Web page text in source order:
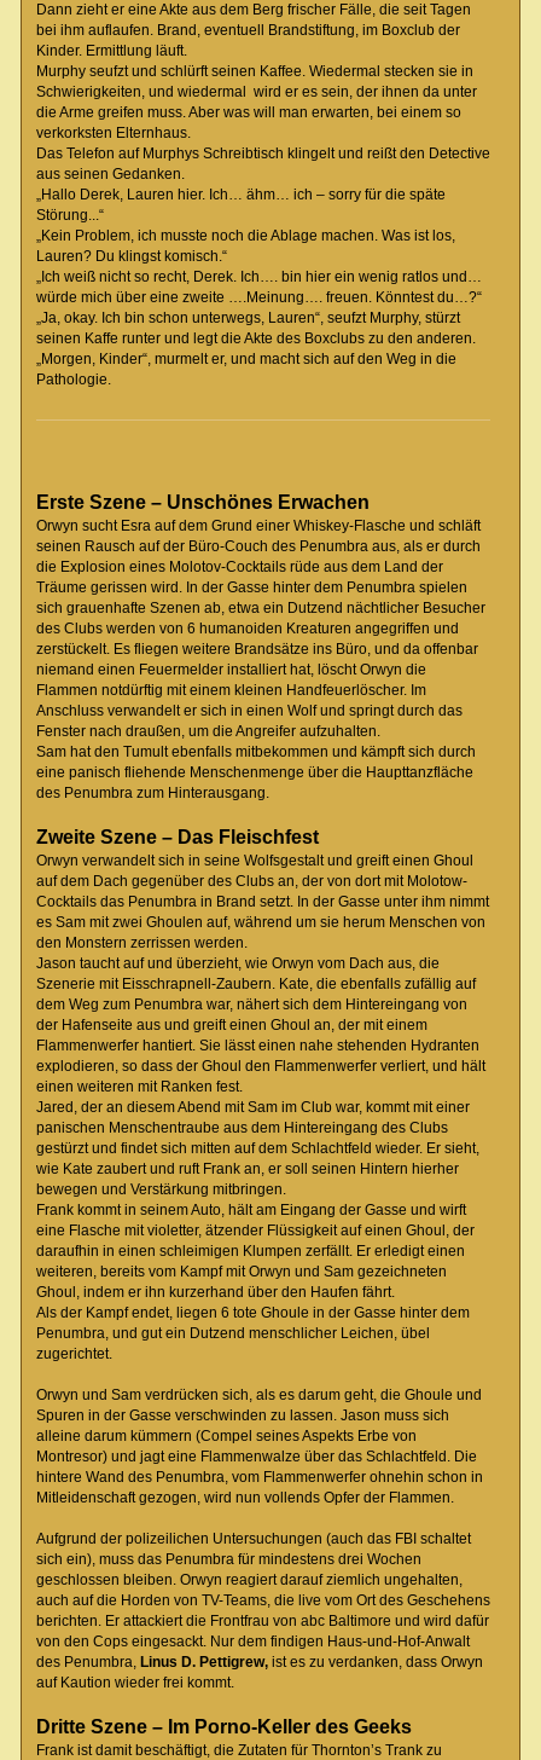
Dann zieht er eine Akte aus dem Berg frischer Fälle, die seit Tagen
bei ihm auflaufen. Brand, eventuell Brandstiftung, im Boxclub der
Kinder. Ermittlung läuft.
Murphy seufzt und schlürft seinen Kaffee. Wiedermal stecken sie in
Schwierigkeiten, und wiedermal wird er es sein, der ihnen da unter
die Arme greifen muss. Aber was will man erwarten, bei einem so
verkorksten Elternhaus.
Das Telefon auf Murphys Schreibtisch klingelt und reißt den Detective
aus seinen Gedanken.
„Hallo Derek, Lauren hier. Ich… ähm… ich – sorry für die späte
Störung...“
„Kein Problem, ich musste noch die Ablage machen. Was ist los,
Lauren? Du klingst komisch.“
„Ich weiß nicht so recht, Derek. Ich…. bin hier ein wenig ratlos und…
würde mich über eine zweite ….Meinung…. freuen. Könntest du…?“
„Ja, okay. Ich bin schon unterwegs, Lauren“, seufzt Murphy, stürzt
seinen Kaffe runter und legt die Akte des Boxclubs zu den anderen.
„Morgen, Kinder“, murmelt er, und macht sich auf den Weg in die
Pathologie.
Erste Szene – Unschönes Erwachen
Orwyn sucht Esra auf dem Grund einer Whiskey-Flasche und schläft
seinen Rausch auf der Büro-Couch des Penumbra aus, als er durch
die Explosion eines Molotov-Cocktails rüde aus dem Land der
Träume gerissen wird. In der Gasse hinter dem Penumbra spielen
sich grauenhafte Szenen ab, etwa ein Dutzend nächtlicher Besucher
des Clubs werden von 6 humanoiden Kreaturen angegriffen und
zerstückelt. Es fliegen weitere Brandsätze ins Büro, und da offenbar
niemand einen Feuermelder installiert hat, löscht Orwyn die
Flammen notdürftig mit einem kleinen Handfeuerlöscher. Im
Anschluss verwandelt er sich in einen Wolf und springt durch das
Fenster nach draußen, um die Angreifer aufzuhalten.
Sam hat den Tumult ebenfalls mitbekommen und kämpft sich durch
eine panisch fliehende Menschenmenge über die Haupttanzfläche
des Penumbra zum Hinterausgang.
Zweite Szene – Das Fleischfest
Orwyn verwandelt sich in seine Wolfsgestalt und greift einen Ghoul
auf dem Dach gegenüber des Clubs an, der von dort mit Molotow-
Cocktails das Penumbra in Brand setzt. In der Gasse unter ihm nimmt
es Sam mit zwei Ghoulen auf, während um sie herum Menschen von
den Monstern zerrissen werden.
Jason taucht auf und überzieht, wie Orwyn vom Dach aus, die
Szenerie mit Eisschrapnell-Zaubern. Kate, die ebenfalls zufällig auf
dem Weg zum Penumbra war, nähert sich dem Hintereingang von
der Hafenseite aus und greift einen Ghoul an, der mit einem
Flammenwerfer hantiert. Sie lässt einen nahe stehenden Hydranten
explodieren, so dass der Ghoul den Flammenwerfer verliert, und hält
einen weiteren mit Ranken fest.
Jared, der an diesem Abend mit Sam im Club war, kommt mit einer
panischen Menschentraube aus dem Hintereingang des Clubs
gestürzt und findet sich mitten auf dem Schlachtfeld wieder. Er sieht,
wie Kate zaubert und ruft Frank an, er soll seinen Hintern hierher
bewegen und Verstärkung mitbringen.
Frank kommt in seinem Auto, hält am Eingang der Gasse und wirft
eine Flasche mit violetter, ätzender Flüssigkeit auf einen Ghoul, der
daraufhin in einen schleimigen Klumpen zerfällt. Er erledigt einen
weiteren, bereits vom Kampf mit Orwyn und Sam gezeichneten
Ghoul, indem er ihn kurzerhand über den Haufen fährt.
Als der Kampf endet, liegen 6 tote Ghoule in der Gasse hinter dem
Penumbra, und gut ein Dutzend menschlicher Leichen, übel
zugerichtet.
Orwyn und Sam verdrücken sich, als es darum geht, die Ghoule und
Spuren in der Gasse verschwinden zu lassen. Jason muss sich
alleine darum kümmern (Compel seines Aspekts Erbe von
Montresor) und jagt eine Flammenwalze über das Schlachtfeld. Die
hintere Wand des Penumbra, vom Flammenwerfer ohnehin schon in
Mitleidenschaft gezogen, wird nun vollends Opfer der Flammen.
Aufgrund der polizeilichen Untersuchungen (auch das FBI schaltet
sich ein), muss das Penumbra für mindestens drei Wochen
geschlossen bleiben. Orwyn reagiert darauf ziemlich ungehalten,
auch auf die Horden von TV-Teams, die live vom Ort des Geschehens
berichten. Er attackiert die Frontfrau von abc Baltimore und wird dafür
von den Cops eingesackt. Nur dem findigen Haus-und-Hof-Anwalt
des Penumbra, Linus D. Pettigrew,ist es zu verdanken, dass Orwyn
auf Kaution wieder frei kommt.
Dritte Szene – Im Porno-Keller des Geeks
Frank ist damit beschäftigt, die Zutaten für Thornton’s Trank zu